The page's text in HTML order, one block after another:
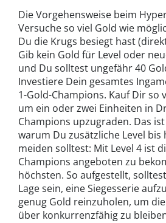
Die Vorgehensweise beim
Versuche so viel Gold wie
Du die Krugs besiegt hast
Gib kein Gold für Level oder
und Du solltest ungefähr 40
Investiere Dein gesamtes
1-Gold-Champions. Kauf Dir so
um ein oder zwei Einheiten in
Champions upzugraden. Das
warum Du zusätzliche Level
meiden solltest: Mit Level 4 ist
Champions angeboten zu
höchsten. So aufgestellt,
Lage sein, eine Siegesserie
genug Gold reinzuholen, um
über konkurrenzfähig zu